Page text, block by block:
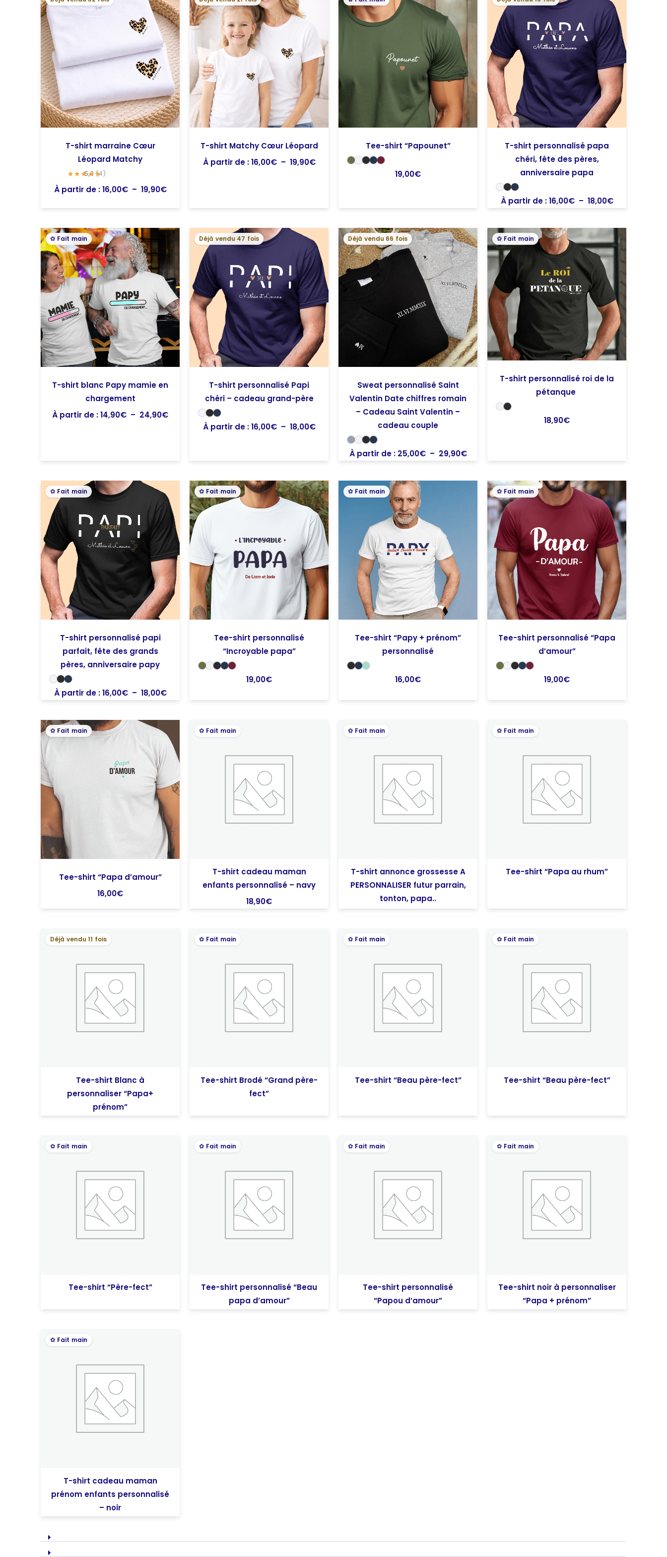
T-shirt marraine Cœur
Léopard Matchy
5,0(4)
À partir de :16,00€ – 19,90€
de
prix :
16,00€
à
19,90€
T-shirt Matchy Cœur Léopard
À partir de :16,00€ – 19,90€
19,90€
Tee-shirt “Papounet”
19,00€
T-shirt personnalisé papa
chéri, fête des pères,
anniversaire papa
À partir de :16,00€ – 18,00€
de
prix :
16,00€
à
18,00€
Fait main
T-shirt blanc Papy mamie en
chargement
À partir de :14,90€ – 24,90€
Plage
de
prix :
14,90€
à
24,90€
Déjà vendu 47 fois
T-shirt personnalisé Papi
chéri – cadeau grand-père
À partir de :16,00€ – 18,00€
de
prix :
16,00€
à
18,00€
Déjà vendu 66 fois
Sweat personnalisé Saint
Valentin Date chiffres romain
– Cadeau Saint Valentin –
cadeau couple
À partir de : 25,00€ – 29,90€
Plage
de
prix :
25,00€
à
29,90€
Fait main
T-shirt personnalisé roi de la
pétanque
18,90€
Fait main
T-shirt personnalisé papi
parfait, fête des grands
pères, anniversaire papy
À partir de :16,00€ – 18,00€
de
prix :
16,00€
à
18,00€
Fait main
Tee-shirt personnalisé
“Incroyable papa”
19,00€
Fait main
Tee-shirt “Papy + prénom”
personnalisé
16,00€
Fait main
Tee-shirt personnalisé “Papa
d’amour”
19,00€
Fait main
Tee-shirt “Papa d’amour”
16,00€
Fait main
T-shirt cadeau maman
enfants personnalisé – navy
18,90€
Fait main
T-shirt annonce grossesse A
PERSONNALISER futur parrain,
tonton, papa..
Fait main
Tee-shirt “Papa au rhum”
Déjà vendu 11 fois
Tee-shirt Blanc à
personnaliser “Papa+
prénom”
Fait main
Tee-shirt Brodé “Grand père-
fect”
Fait main
Tee-shirt “Beau père-fect”
Fait main
Tee-shirt “Beau père-fect”
Fait main
Tee-shirt “Père-fect”
Fait main
Tee-shirt personnalisé “Beau
papa d’amour”
Fait main
Tee-shirt personnalisé
“Papou d’amour”
Fait main
Tee-shirt noir à personnaliser
“Papa + prénom”
Fait main
T-shirt cadeau maman
prénom enfants personnalisé
– noir